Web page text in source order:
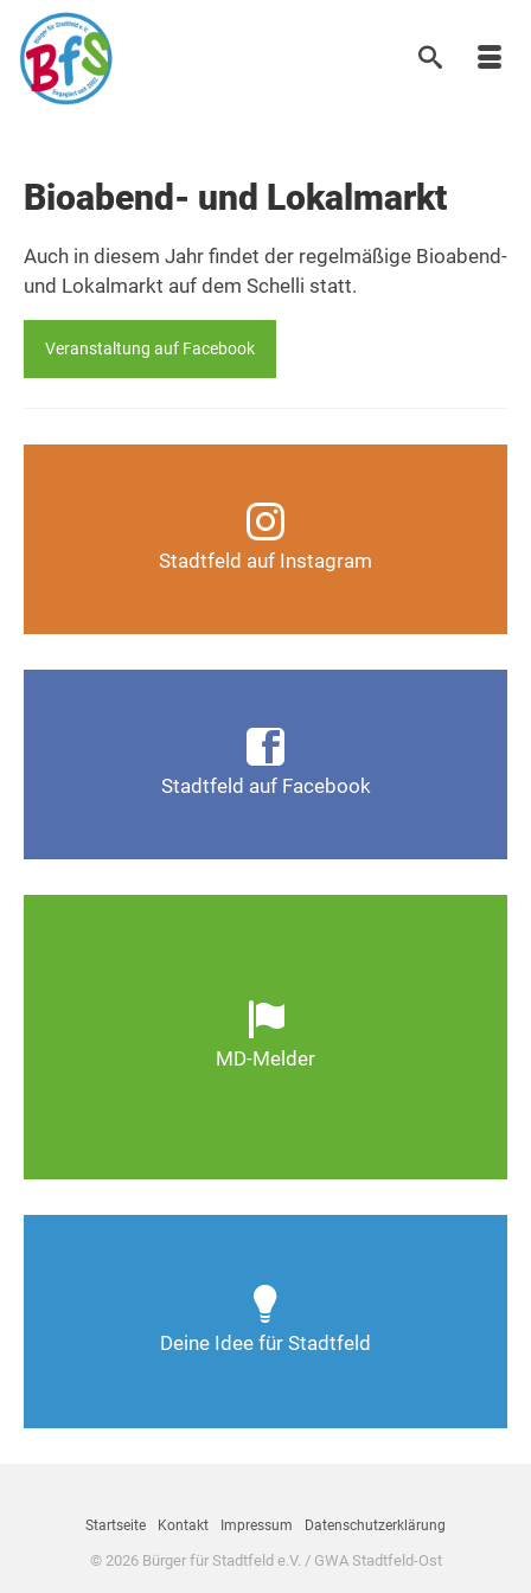
Bioabend- und Lokalmarkt
Auch in diesem Jahr findet der regelmäßige Bioabend-
und Lokalmarkt auf dem Schelli statt.
Veranstaltung auf Facebook
Stadtfeld auf Instagram
Instagram-Kanal
Auf Instagram folgen
Stadtfeld auf Facebook
Seite Magdeburg-Stadtfeld
MD-Melder
wild entsorgter Müll. Melden Sie Mängel, damit
Magdeburg schöner und lebenswerter wird.
Deine Idee für Stadtfeld
Deine Ideen sind gefragt!
Startseite Kontakt Impressum Datenschutzerklärung
© 2026 Bürger für Stadtfeld e.V. / GWA Stadtfeld-Ost